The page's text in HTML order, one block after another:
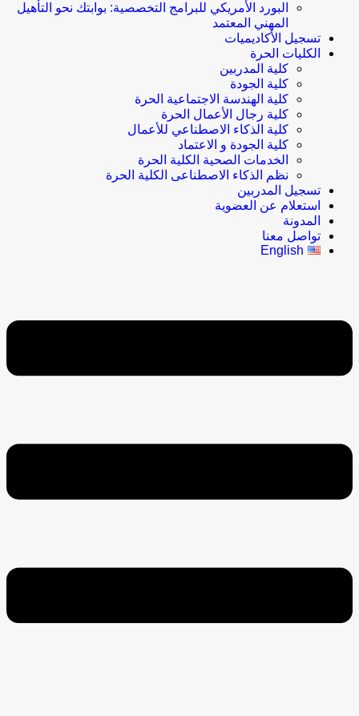
البورد الأمريكي للبرامج التخصصية: بوابتك نحو التأهيل
المهني المعتمد
تسجيل الأكاديميات
الكليات الحرة
كلية المدربين
كلية الجودة
كلية الهندسة الاجتماعية الحرة
كلية رجال الأعمال الحرة
كلية الذكاء الاصطناعي للأعمال
كلية الجودة و الاعتماد
الخدمات الصحية الكلية الحرة
نظم الذكاء الاصطناعى الكلية الحرة
تسجيل المدربين
استعلام عن العضوية
المدونة
تواصل معنا
English